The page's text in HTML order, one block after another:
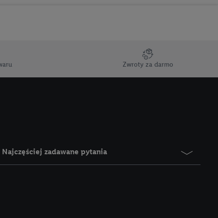
Zwroty za darmo
Najczęściej zadawane pytania
celów marketingu
znaleźć w
Klikając
celach, w tym na
poszczególne cele
w formie słów
i
identyfikacja
i:
lub łączenia
ograniczonych